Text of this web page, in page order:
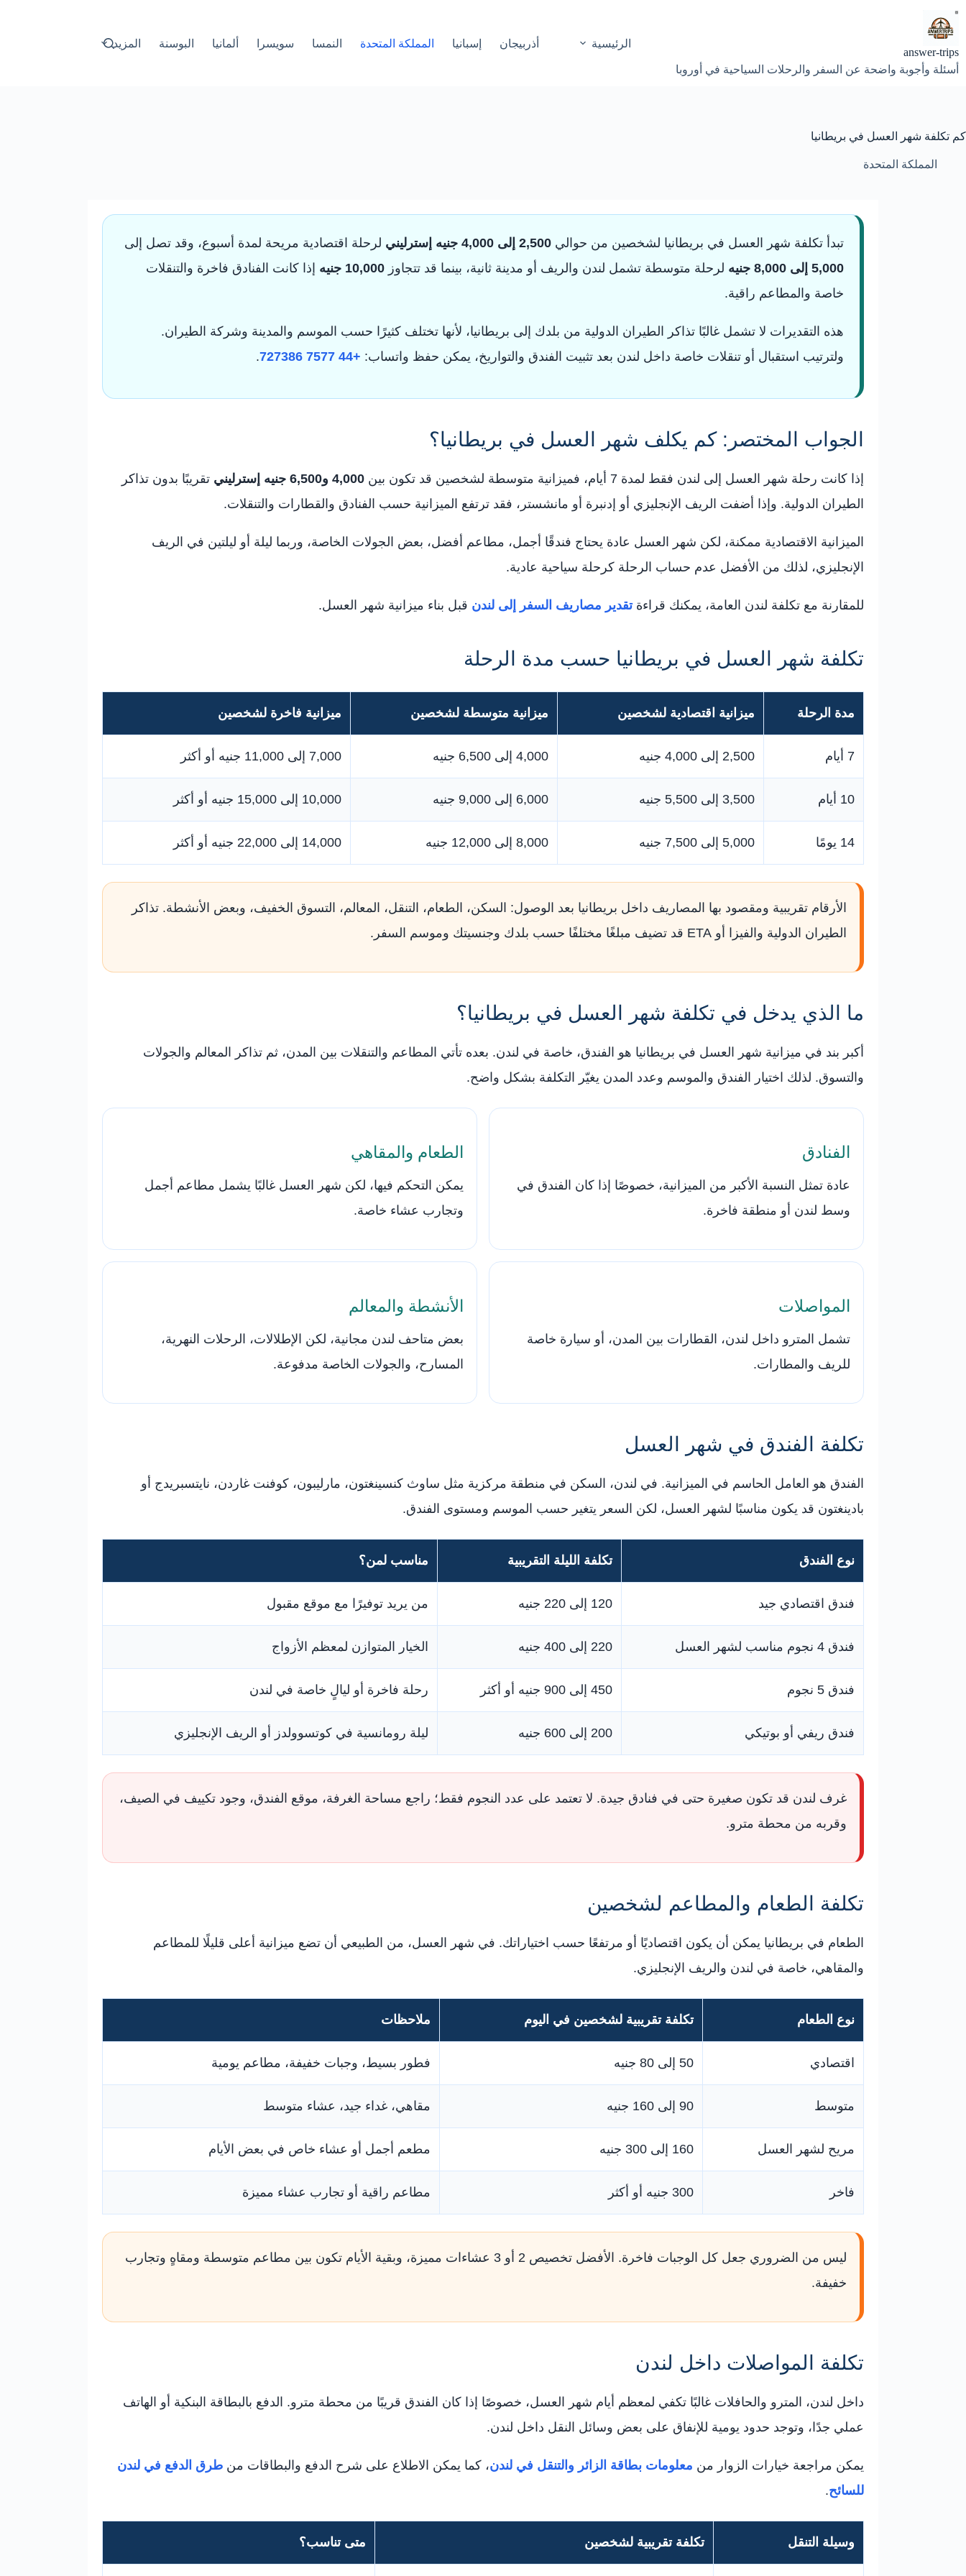
المحتوى
answer-trips
أسئلة وأجوبة واضحة عن السفر والرحلات السياحية في أوروبا
الرئيسية أذربيجان إسبانيا المملكة المتحدة النمسا سويسرا ألمانيا البوسنة المزيد
كم تكلفة شهر العسل في بريطانيا
المملكة المتحدة
تبدأ تكلفة شهر العسل في بريطانيا لشخصين من حوالي 2,500 إلى 4,000 جنيه إسترليني
لرحلة اقتصادية مريحة لمدة أسبوع، وقد تصل إلى
5,000 إلى 8,000 جنيه
لرحلة متوسطة تشمل لندن والريف أو مدينة ثانية، بينما قد تتجاوز 10,000 جنيه
إذا كانت الفنادق فاخرة والتنقلات
خاصة والمطاعم راقية.
هذه التقديرات لا تشمل غالبًا تذاكر الطيران الدولية من بلدك إلى بريطانيا، لأنها تختلف كثيرًا حسب الموسم والمدينة وشركة الطيران.
ولترتيب استقبال أو تنقلات خاصة داخل لندن بعد تثبيت الفندق والتواريخ، يمكن حفظ واتساب: +44 7577 727386
.
الجواب المختصر: كم يكلف شهر العسل في بريطانيا؟
إذا كانت رحلة شهر العسل إلى لندن فقط لمدة 7 أيام، فميزانية متوسطة لشخصين قد تكون بين 4,000 و6,500 جنيه إسترليني
تقريبًا بدون تذاكر
الطيران الدولية. وإذا أضفت الريف الإنجليزي أو إدنبرة أو مانشستر، فقد ترتفع الميزانية حسب الفنادق والقطارات والتنقلات.
الميزانية الاقتصادية ممكنة، لكن شهر العسل عادة يحتاج فندقًا أجمل، مطاعم أفضل، بعض الجولات الخاصة، وربما ليلة أو ليلتين في الريف
الإنجليزي، لذلك من الأفضل عدم حساب الرحلة كرحلة سياحية عادية.
للمقارنة مع تكلفة لندن العامة، يمكنك قراءةتقدير مصاريف السفر إلى لندن قبل بناء ميزانية شهر العسل.
تكلفة شهر العسل في بريطانيا حسب مدة الرحلة
مدة الرحلة ميزانية اقتصادية لشخصين ميزانية متوسطة لشخصين ميزانية فاخرة لشخصين
7 أيام 2,500 إلى 4,000 جنيه 4,000 إلى 6,500 جنيه 7,000 إلى 11,000 جنيه أو أكثر
10 أيام 3,500 إلى 5,500 جنيه 6,000 إلى 9,000 جنيه 10,000 إلى 15,000 جنيه أو أكثر
14 يومًا 5,000 إلى 7,500 جنيه 8,000 إلى 12,000 جنيه 14,000 إلى 22,000 جنيه أو أكثر
الأرقام تقريبية ومقصود بها المصاريف داخل بريطانيا بعد الوصول: السكن، الطعام، التنقل، المعالم، التسوق الخفيف، وبعض الأنشطة. تذاكر
الطيران الدولية والفيزا أو ETA قد تضيف مبلغًا مختلفًا حسب بلدك وجنسيتك وموسم السفر.
ما الذي يدخل في تكلفة شهر العسل في بريطانيا؟
أكبر بند في ميزانية شهر العسل في بريطانيا هو الفندق، خاصة في لندن. بعده تأتي المطاعم والتنقلات بين المدن، ثم تذاكر المعالم والجولات
والتسوق. لذلك اختيار الفندق والموسم وعدد المدن يغيّر التكلفة بشكل واضح.
الفنادق
عادة تمثل النسبة الأكبر من الميزانية، خصوصًا إذا كان الفندق في
وسط لندن أو منطقة فاخرة.
الطعام والمقاهي
يمكن التحكم فيها، لكن شهر العسل غالبًا يشمل مطاعم أجمل
وتجارب عشاء خاصة.
المواصلات
تشمل المترو داخل لندن، القطارات بين المدن، أو سيارة خاصة
للريف والمطارات.
الأنشطة والمعالم
بعض متاحف لندن مجانية، لكن الإطلالات، الرحلات النهرية،
المسارح، والجولات الخاصة مدفوعة.
تكلفة الفندق في شهر العسل
الفندق هو العامل الحاسم في الميزانية. في لندن، السكن في منطقة مركزية مثل ساوث كنسينغتون، مارليبون، كوفنت غاردن، نايتسبريدج أو
بادينغتون قد يكون مناسبًا لشهر العسل، لكن السعر يتغير حسب الموسم ومستوى الفندق.
نوع الفندق تكلفة الليلة التقريبية مناسب لمن؟
فندق اقتصادي جيد 120 إلى 220 جنيه من يريد توفيرًا مع موقع مقبول
فندق 4 نجوم مناسب لشهر العسل 220 إلى 400 جنيه الخيار المتوازن لمعظم الأزواج
فندق 5 نجوم 450 إلى 900 جنيه أو أكثر رحلة فاخرة أو ليالٍ خاصة في لندن
فندق ريفي أو بوتيكي 200 إلى 600 جنيه ليلة رومانسية في كوتسوولدز أو الريف الإنجليزي
غرف لندن قد تكون صغيرة حتى في فنادق جيدة. لا تعتمد على عدد النجوم فقط؛ راجع مساحة الغرفة، موقع الفندق، وجود تكييف في الصيف،
وقربه من محطة مترو.
تكلفة الطعام والمطاعم لشخصين
الطعام في بريطانيا يمكن أن يكون اقتصاديًا أو مرتفعًا حسب اختياراتك. في شهر العسل، من الطبيعي أن تضع ميزانية أعلى قليلًا للمطاعم
والمقاهي، خاصة في لندن والريف الإنجليزي.
نوع الطعام تكلفة تقريبية لشخصين في اليوم ملاحظات
اقتصادي 50 إلى 80 جنيه فطور بسيط، وجبات خفيفة، مطاعم يومية
متوسط 90 إلى 160 جنيه مقاهي، غداء جيد، عشاء متوسط
مريح لشهر العسل 160 إلى 300 جنيه مطعم أجمل أو عشاء خاص في بعض الأيام
فاخر 300 جنيه أو أكثر مطاعم راقية أو تجارب عشاء مميزة
ليس من الضروري جعل كل الوجبات فاخرة. الأفضل تخصيص 2 أو 3 عشاءات مميزة، وبقية الأيام تكون بين مطاعم متوسطة ومقاهٍ وتجارب
خفيفة.
تكلفة المواصلات داخل لندن
داخل لندن، المترو والحافلات غالبًا تكفي لمعظم أيام شهر العسل، خصوصًا إذا كان الفندق قريبًا من محطة مترو. الدفع بالبطاقة البنكية أو الهاتف
عملي جدًا، وتوجد حدود يومية للإنفاق على بعض وسائل النقل داخل لندن.
يمكن مراجعة خيارات الزوار من معلومات بطاقة الزائر والتنقل في لندن، كما يمكن الاطلاع على شرح الدفع والبطاقات من طرق الدفع في لندن
للسائح.
وسيلة التنقل تكلفة تقريبية لشخصين متى تناسب؟